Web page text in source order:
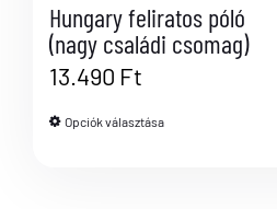
Hungary feliratos póló
(nagy családi csomag)
13.490 Ft
Opciók választása